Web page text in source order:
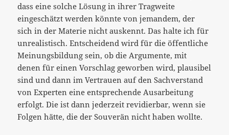
dass eine solche Lösung in ihrer Tragweite
eingeschätzt werden könnte von jemandem, der
sich in der Materie nicht auskennt. Das halte ich für
unrealistisch. Entscheidend wird für die öffentliche
Meinungsbildung sein, ob die Argumente, mit
denen für einen Vorschlag geworben wird, plausibel
sind und dann im Vertrauen auf den Sachverstand
von Experten eine entsprechende Ausarbeitung
erfolgt. Die ist dann jederzeit revidierbar, wenn sie
Folgen hätte, die der Souverän nicht haben wollte.